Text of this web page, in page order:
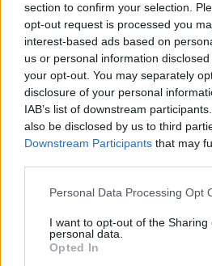
section to confirm your selection.
opt-out request is processed you
interest-based ads based on
us or personal information
your opt-out. You may separately
disclosure of your personal
IAB’s list of downstream
also be disclosed by us to third
Downstream Participants that may
Please note that this website/app
not limited to your visit or usage
grant or deny consent to Google
use your data for below specified
Personal Data Processing Opt
I want to opt-out of the Sharing
personal data.
Opted In
AUTORE
Niccolò
Niccolò Conforti ha
startup napoletana in
Direzionale,
pro-innovazione nel
fintech, porta un
mantiene un registro
assistito a Napoli.